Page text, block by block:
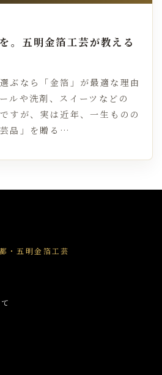
。五明金箔工芸が教える
ぶなら「金箔」が最適な理由
ルや洗剤、スイーツなどの
すが、実は近年、一生ものの
品」を贈る…